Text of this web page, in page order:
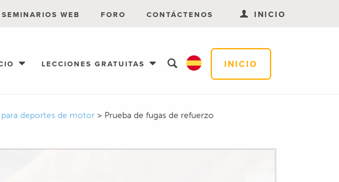
INICIO
LECCIONES GRATUITAS
SEMINARIOS WEB FORO CONTÁCTENOS INICIO
deportes de motor > Prueba de fugas de refuerzo